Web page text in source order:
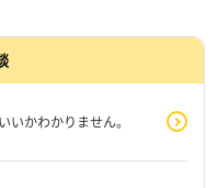
いかわかりません。